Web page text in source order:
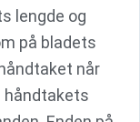
lengde og
på bladets
når
håndtakets